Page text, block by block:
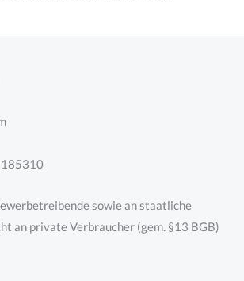
sowie an staatliche
an private Verbraucher (gem. §13 BGB)